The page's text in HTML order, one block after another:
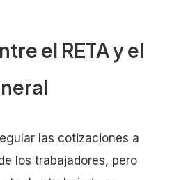
el RETA y el
las cotizaciones a
los trabajadores, pero